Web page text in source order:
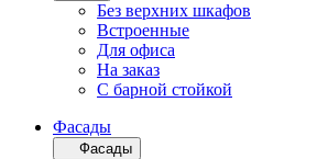
Без верхних шкафов
Встроенные
Для офиса
На заказ
С барной стойкой
Фасады
Фасады